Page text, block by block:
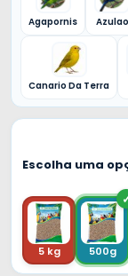
Agapornis Azulao
Canario Da Terra
Escolha uma
5 kg 500g